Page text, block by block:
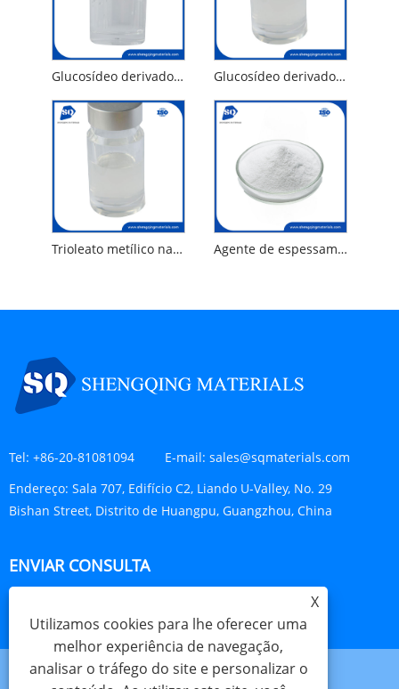
Glucosídeo derivado PPG-20 éter de metil glicose Glucosídeo derivado de metil gluceth-10
Trioleato metílico natural da glicose metílica do derivado PEG-120 do glucósido metílico Agente de espessamento PEG-120 Metil Glucose Triolate
Tel: +86-20-81081094 E-mail: sales@sqmaterials.com
Endereço: Sala 707, Edifício C2, Liando U-Valley, No. 29
Bishan Street, Distrito de Huangpu, Guangzhou, China
ENVIAR CONSULTA
X
Utilizamos cookies para lhe oferecer uma
melhor experiência de navegação,
analisar o tráfego do site e personalizar o